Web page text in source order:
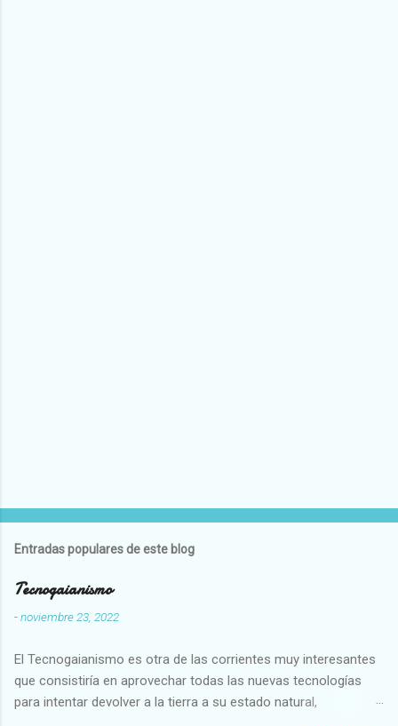
Entradas populares de este blog
Tecnogaianismo
-noviembre 23, 2022
El Tecnogaianismo es otra de las corrientes muy interesantes
que consistiría en aprovechar todas las nuevas tecnologías
para intentar devolver a la tierra a su estado natural,